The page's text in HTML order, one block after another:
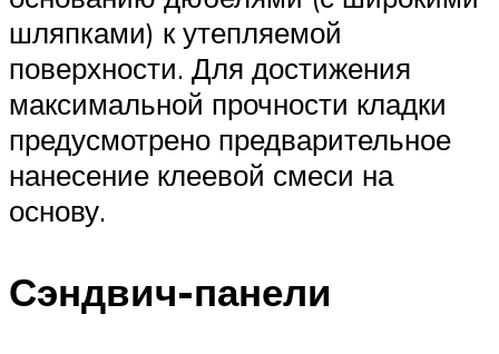
шляпками) к утепляемой
поверхности. Для достижения
максимальной прочности кладки
предусмотрено предварительное
нанесение клеевой смеси на
основу.
Сэндвич-панели